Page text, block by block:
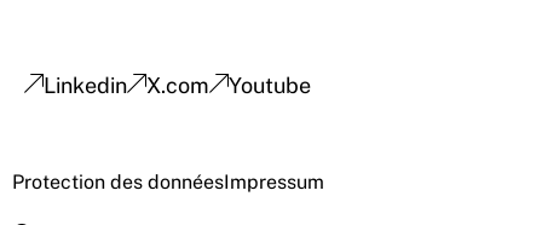
Linkedin X.com Youtube
Protection des donnéesImpressum